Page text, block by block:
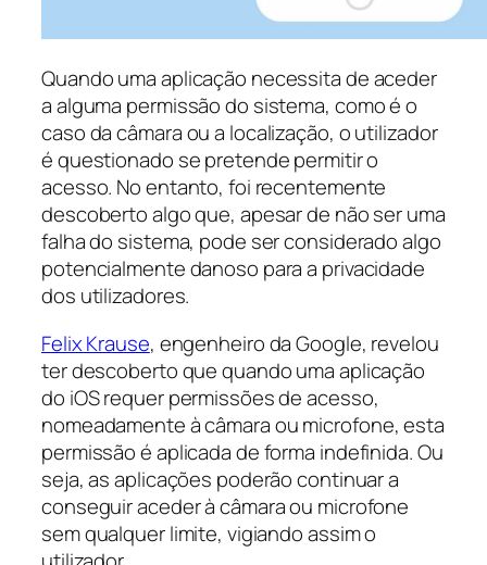
Quando uma aplicação necessita de aceder
a alguma permissão do sistema, como é o
caso da câmara ou a localização, o utilizador
é questionado se pretende permitir o
acesso. No entanto, foi recentemente
descoberto algo que, apesar de não ser uma
falha do sistema, pode ser considerado algo
potencialmente danoso para a privacidade
dos utilizadores.
Felix Krause, engenheiro da Google, revelou
ter descoberto que quando uma aplicação
do iOS requer permissões de acesso,
nomeadamente à câmara ou microfone, esta
permissão é aplicada de forma indefinida. Ou
seja, as aplicações poderão continuar a
conseguir aceder à câmara ou microfone
sem qualquer limite, vigiando assim o